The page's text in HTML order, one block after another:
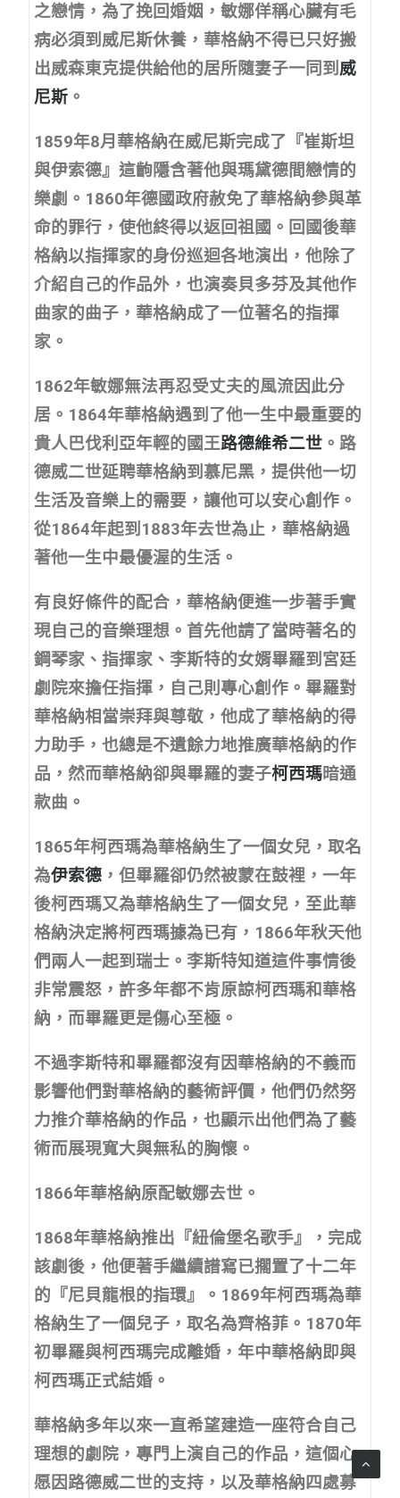
之戀情，為了挽回婚姻，敏娜佯稱心臟有毛
病必須到威尼斯休養，華格納不得已只好搬
出威森東克提供給他的居所隨妻子一同到威
尼斯 。
1859年8月華格納在威尼斯完成了『崔斯坦
與伊索德』這齣隱含著他與瑪黛德間戀情的
樂劇。1860年德國政府赦免了華格納參與革
命的罪行，使他終得以返回祖國。回國後華
格納以指揮家的身份巡迴各地演出，他除了
介紹自己的作品外，也演奏貝多芬及其他作
曲家的曲子，華格納成了一位著名的指揮
家。
1862年敏娜無法再忍受丈夫的風流因此分
居。1864年華格納遇到了他一生中最重要的
貴人巴伐利亞年輕的國王路德維希二世 。路
德威二世延聘華格納到慕尼黑，提供他一切
生活及音樂上的需要，讓他可以安心創作。
從1864年起到1883年去世為止，華格納過
著他一生中最優渥的生活。
有良好條件的配合，華格納便進一步著手實
現自己的音樂理想。首先他請了當時著名的
鋼琴家、指揮家、李斯特的女婿畢羅到宮廷
劇院來擔任指揮，自己則專心創作。畢羅對
華格納相當崇拜與尊敬，他成了華格納的得
力助手，也總是不遺餘力地推廣華格納的作
品，然而華格納卻與畢羅的妻子柯西瑪暗通
款曲。
1865年柯西瑪為華格納生了一個女兒，取名
為伊索德 ，但畢羅卻仍然被蒙在鼓裡，一年
後柯西瑪又為華格納生了一個女兒，至此華
格納決定將柯西瑪據為已有，1866年秋天他
們兩人一起到瑞士。李斯特知道這件事情後
非常震怒，許多年都不肯原諒柯西瑪和華格
納，而畢羅更是傷心至極。
不過李斯特和畢羅都沒有因華格納的不義而
影響他們對華格納的藝術評價，他們仍然努
力推介華格納的作品，也顯示出他們為了藝
術而展現寬大與無私的胸懷。
1866年華格納原配敏娜去世。
1868年華格納推出『紐倫堡名歌手』，完成
該劇後，他便著手繼續譜寫已擱置了十二年
的『尼貝龍根的指環』。1869年柯西瑪為華
格納生了一個兒子，取名為齊格菲。1870年
初畢羅與柯西瑪完成離婚，年中華格納即與
柯西瑪正式結婚。
華格納多年以來一直希望建造一座符合自己
理想的劇院，專門上演自己的作品，這個心
愿因路德威二世的支持，以及華格納四處募